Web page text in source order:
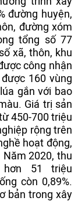
đường huyện,
đường xóm
tổng số 77
xã, thôn, khu
công nhận
160 vùng
gắn với bao
Giá trị sản
450-700 triệu
rộng trên
hoạt động,
2020, thu
51 triệu
còn 0,89%.
bản trong xây